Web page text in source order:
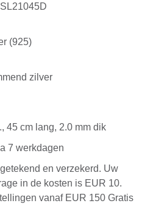
(925)
zilver
45 cm lang, 2.0 mm dik
7 werkdagen
en verzekerd. Uw
in de kosten is EUR 10.
vanaf EUR 150 Gratis